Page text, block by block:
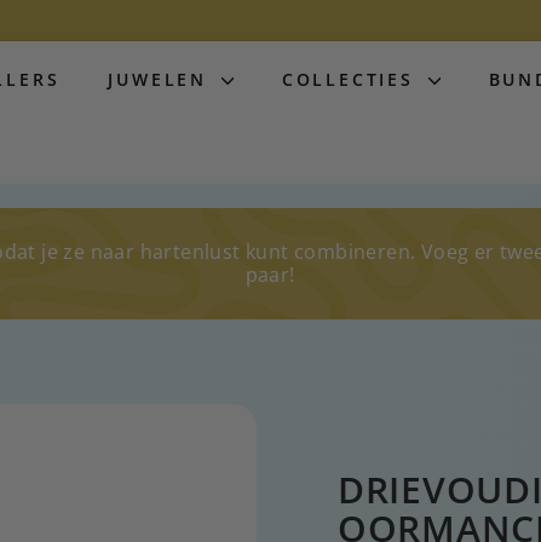
JUWELEN COLLECTIES
je ze naar hartenlust kunt combineren. Voeg er
paar!